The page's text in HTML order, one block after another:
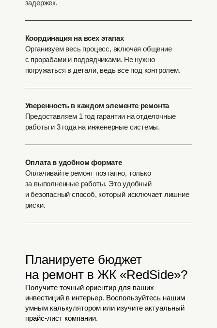
задержек.
Координация на всех этапах
Организуем весь процесс, включая общение
с прорабами и подрядчиками. Не нужно
погружаться в детали, ведь все под контролем.
Уверенность в каждом элементе ремонта
Предоставляем 1 год гарантии на отделочные
работы и 3 года на инженерные системы.
Оплата в удобном формате
Оплачивайте ремонт поэтапно, только
за выполненные работы. Это удобный
и безопасный способ, который исключает лишние
риски.
Планируете бюджет
на ремонт в ЖК «RedSide»?
Получите точный ориентир для ваших
инвестиций в интерьер. Воспользуйтесь нашим
умным калькулятором или изучите актуальный
прайс-лист компании.